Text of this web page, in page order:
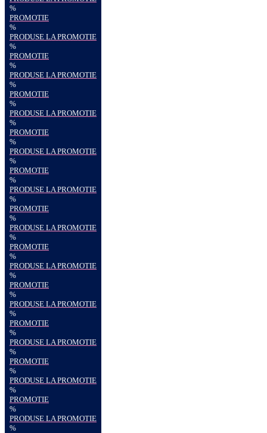
%
PROMOTIE
%
PRODUSE LA PROMOTIE
%
PROMOTIE
%
PRODUSE LA PROMOTIE
%
PROMOTIE
%
PRODUSE LA PROMOTIE
%
PROMOTIE
%
PRODUSE LA PROMOTIE
%
PROMOTIE
%
PRODUSE LA PROMOTIE
%
PROMOTIE
%
PRODUSE LA PROMOTIE
%
PROMOTIE
%
PRODUSE LA PROMOTIE
%
PROMOTIE
%
PRODUSE LA PROMOTIE
%
PROMOTIE
%
PRODUSE LA PROMOTIE
%
PROMOTIE
%
PRODUSE LA PROMOTIE
%
PROMOTIE
%
PRODUSE LA PROMOTIE
%